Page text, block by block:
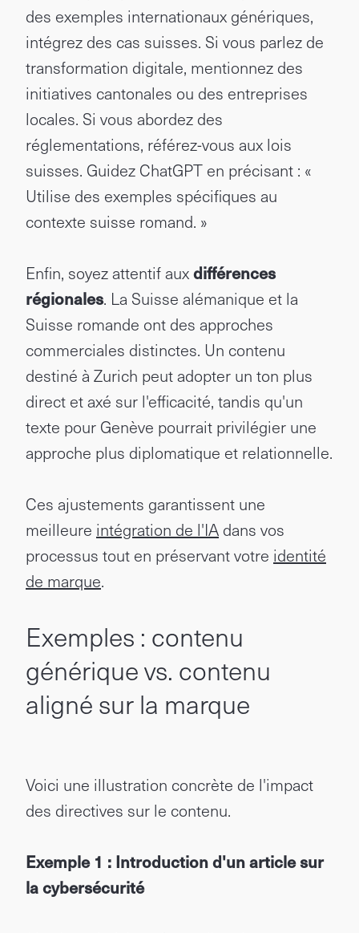
des exemples internationaux génériques,
intégrez des cas suisses. Si vous parlez de
transformation digitale, mentionnez des
initiatives cantonales ou des entreprises
locales. Si vous abordez des
réglementations, référez-vous aux lois
suisses. Guidez ChatGPT en précisant : «
Utilise des exemples spécifiques au
contexte suisse romand. »
Enfin, soyez attentif auxdifférences
régionales. La Suisse alémanique et la
Suisse romande ont des approches
commerciales distinctes. Un contenu
destiné à Zurich peut adopter un ton plus
direct et axé sur l'efficacité, tandis qu'un
texte pour Genève pourrait privilégier une
approche plus diplomatique et relationnelle.
Ces ajustements garantissent une
meilleure intégration de l'IA dans vos
processus tout en préservant votre identité
de marque.
Exemples : contenu
générique vs. contenu
aligné sur la marque
Voici une illustration concrète de l'impact
des directives sur le contenu.
Exemple 1 : Introduction d'un article sur
la cybersécurité